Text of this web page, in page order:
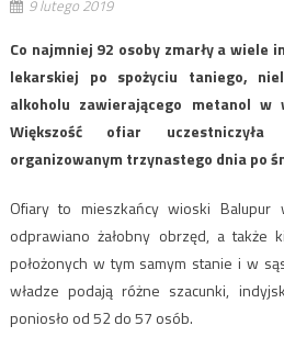
9 lutego 2019
Co najmniej 92 osoby zmarły a wiele
lekarskiej po spożyciu taniego,
alkoholu zawierającego metanol w
Większość ofiar
organizowanym trzynastego dnia po
Ofiary to mieszkańcy wioski Balupur
odprawiano żałobny obrzęd, a także
położonych w tym samym stanie i w
władze podają różne szacunki,
poniosło od 52 do 57 osób.